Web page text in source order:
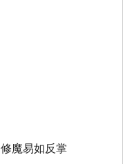
魔易如反掌